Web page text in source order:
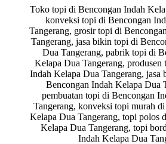
Toko topi di Bencongan Indah
konveksi topi di Bencongan
Tangerang, grosir topi di
Tangerang, jasa bikin topi di
Dua Tangerang, pabrik topi di
Kelapa Dua Tangerang, produsen
Indah Kelapa Dua Tangerang, jasa
Bencongan Indah Kelapa Dua
pembuatan topi di Bencongan
Tangerang, konveksi topi murah
Kelapa Dua Tangerang, topi polos
Kelapa Dua Tangerang, topi
Indah Kelapa Dua